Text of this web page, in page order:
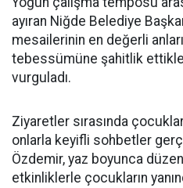
ayıran Niğde Belediye
mesailerinin en değerli
tebessümüne şahitlik
vurguladı.
Ziyaretler sırasında
onlarla keyifli sohbetler
Özdemir, yaz boyunca
etkinliklerle çocukların